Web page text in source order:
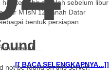
terakhir sekolah sebelum libur
MTsN 12 Tanah Datar
bentuk persiapan
madrasah…
[[ BACA SELENGKAPNYA...]]
not be found on this server!